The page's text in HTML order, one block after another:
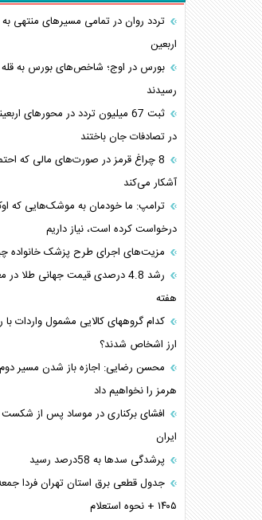
تردد روان در تمامی مسیرهای منتهی
اربعین
بورس در اوج؛ شاخص‌های بورس به قله
رسیدند
در تصادفات جان باختند
8 چراغ قرمز در صورت‌های مالی که
آشکار می‌کند
ترامپ: ما خودمان به موشک‌هایی که
درخواست کرده است، نیاز داریم
مزیت‌های اجرای طرح پزشک خانواده
رشد 4.8 درصدی قیمت جهانی طلا در
هفته
کدام گروههای کالایی مشمول واردات با
ارز اشخاص شدند؟
محسن رضایی: اجازه باز شدن مسیر دوم
هرمز را نخواهیم داد
افشای برکناری در موساد پس از شکست
ایران
پرشدگی سدها به 58درصد رسید
۱۴۰۵ + نحوه استعلام